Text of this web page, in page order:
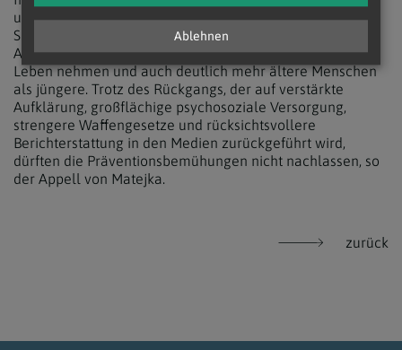
um mehr als 40 Prozent zurückgegangen - von 2.139
Suiziden im Jahr 1986 auf 1.209 Suizide im Jahr 2017.
Auffallend ist, dass sich mehr Männer als Frauen das
Leben nehmen und auch deutlich mehr ältere Menschen
als jüngere. Trotz des Rückgangs, der auf verstärkte
Aufklärung, großflächige psychosoziale Versorgung,
strengere Waffengesetze und rücksichtsvollere
Berichterstattung in den Medien zurückgeführt wird,
dürften die Präventionsbemühungen nicht nachlassen, so
der Appell von Matejka.
zurück
Ablehnen